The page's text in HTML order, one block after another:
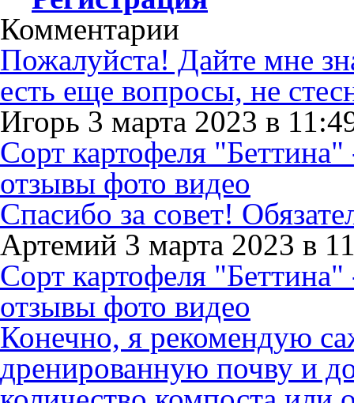
Комментарии
Пожалуйста! Дайте мне
есть еще вопросы, не
Игорь 3 марта 2023 в
Сорт картофеля
отзывы фото видео
Спасибо за совет!
Артемий 3 марта 2023 в
Сорт картофеля
отзывы фото видео
Конечно, я рекомендую
дренированную почву и